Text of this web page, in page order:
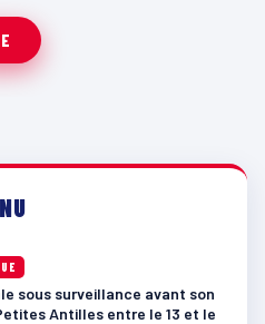
sous surveillance avant son
Antilles entre le 13 et le